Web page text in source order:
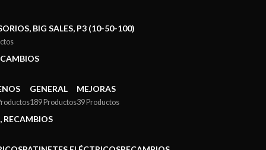
BIG SALES, P3 (10-50-100)
GENERAL
189 Productos
MEJORAS
39 Productos
RECAMBIOS